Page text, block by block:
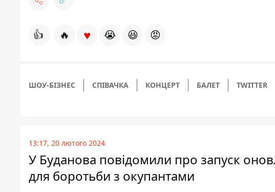
👍 🔥 ♥ 😭 😆 😡
ШОУ-БІЗНЕС СПІВАЧКА КОНЦЕРТ БАЛЕТ TWITTER
13:17, 20 лютого 2024
У Буданова повідомили про запуск
для боротьби з окупантами